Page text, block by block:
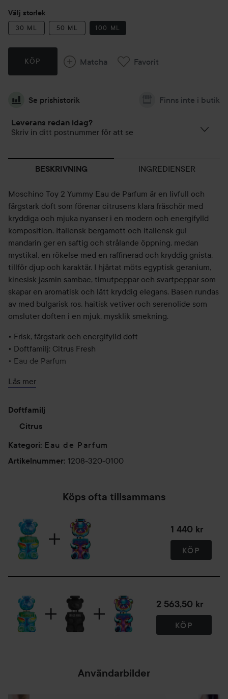
Välj storlek
30 ML 50 ML 100 ML
KÖP Matcha Favorit
Se prishistorik Finns inte i butik
Leverans redan idag?
Skriv in ditt postnummer för att se
BESKRIVNING INGREDIENSER
Moschino Toy 2 Yummy Eau de Parfum är en livfull och
färgstark doft som förenar citrusens klara fräschör med
kryddiga och mjuka nyanser i en modern och energifylld
komposition. Italiensk bergamott och italiensk gul
mandarin ger en saftig och strålande öppning, medan
mystikal, en rökelse med en raffinerad och kryddig gnista,
tillför djup och karaktär. I hjärtat möts egyptisk geranium,
kinesisk jasmin sambac, timutpeppar och svartpeppar som
skapar en aromatisk och lätt kryddig elegans. Basen rundas
av med bulgarisk ros, haitisk vetiver och serenolide som
omsluter doften i en mjuk, mysklik smekning.
• Frisk, färgstark och energifylld doft
• Doftfamilj: Citrus Fresh
• Eau de Parfum
Topp: Bergamott, gul mandarin, mystikal
Bas: Ros, vetiver, serenolide
Flaskan är formad som den ikoniska Moschino-björnen, här
inspirerad av färgsprakande klubbor och prydd med
Moschino-logotypen i gyllene bokstäver.
Spraya på pulspunkter – som handleder, armveck och hals
– och låt doften utvecklas på huden.
100 ml
Läs mer
Doftfamilj
Citrus
Kategori: Eau de Parfum
Artikelnummer: 1208-320-0100
Köps ofta tillsammans
1 440 kr
KÖP
2 563,50 kr
KÖP
Användarbilder